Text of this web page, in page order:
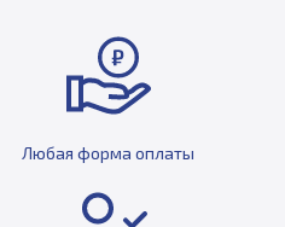
Любая форма оплаты